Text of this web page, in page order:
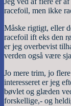
racefoil, men ikke
Måske rigtigt, eller
racefoil ift eks den
er jeg overbevist
verden også være
Jo mere trim, jo
interesseret er jeg
bøvlet og glæden
forskellige,- og